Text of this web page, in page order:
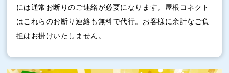
には通常お断りのご連絡が必要になります。屋根コネクト
はこれらのお断り連絡も無料で代行。お客様に余計なご負
担はお掛けいたしません。